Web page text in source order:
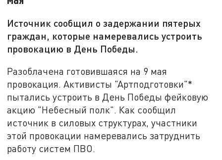
Источник сообщил о задержании пятерых
граждан, которые намеревались устроить
провокацию в День Победы.
Разоблачена готовившаяся на 9 мая
провокация. Активисты "Артподготовки"*
пытались устроить в День Победы фейковую
акцию "Небесный полк". Как сообщил
источник в силовых структурах, участники
этой провокации намеревались затруднить
работу систем ПВО.